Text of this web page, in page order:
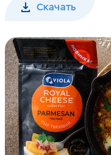
Скачать